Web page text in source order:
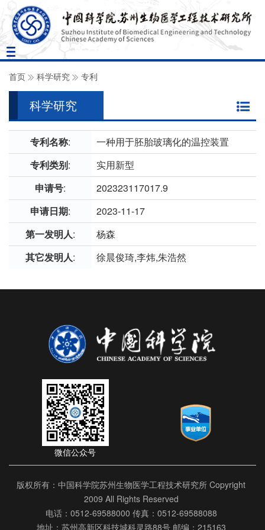
Toggle
navigation
首页 科学研究 专利
科学研究
专利名称:
一种用于胚胎玻璃化的温控装置
专利类别:
实用新型
申请号:
202323117017.9
申请日期:
2023-11-17
第一发明人:
杨森
其它发明人: 徐晨俊琦,李炜,朱浩然
微信公众号
版权所有：中国科学院苏州生物医学工程技术研究所 Copyright
2009 All Rights Reserved
电话：0512-69588000 传真：0512-69588088
地址：苏州高新区科技城科灵路88号 邮编：215163